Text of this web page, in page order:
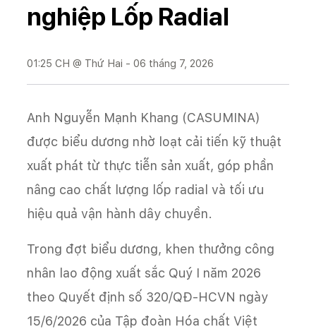
nghiệp Lốp Radial
01:25 CH @ Thứ Hai - 06 tháng 7, 2026
Anh Nguyễn Mạnh Khang (CASUMINA)
được biểu dương nhờ loạt cải tiến kỹ thuật
xuất phát từ thực tiễn sản xuất, góp phần
nâng cao chất lượng lốp radial và tối ưu
hiệu quả vận hành dây chuyền.
Trong đợt biểu dương, khen thưởng công
nhân lao động xuất sắc Quý I năm 2026
theo Quyết định số 320/QĐ-HCVN ngày
15/6/2026 của Tập đoàn Hóa chất Việt